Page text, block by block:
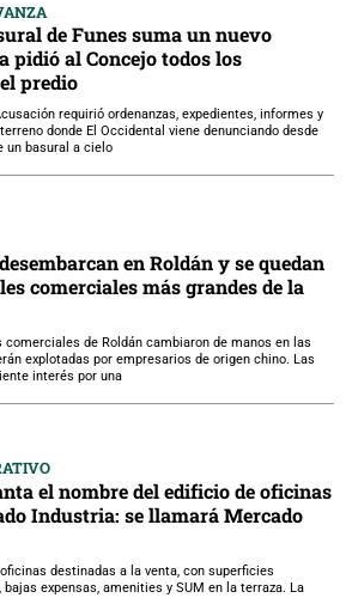
de Funes suma un nuevo
pidió al Concejo todos los
predio
requirió ordenanzas, expedientes, informes y
donde El Occidental viene denunciando desde
un basural a cielo
en Roldán y se quedan
comerciales más grandes de la
de Roldán cambiaron de manos en las
explotadas por empresarios de origen chino. Las
interés por una
el nombre del edificio de oficinas
Industria: se llamará Mercado
destinadas a la venta, con superficies
expensas, amenities y SUM en la terraza. La